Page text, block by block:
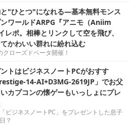
"ひとつ"になれる―基本無料モンス
ワールドARPG『アニモ（Aniim
レポ。相棒とリンクして空を飛び、
かわいい群れに紛れ込む
ローズドベータ開催！
トはビジネスノートPCがおすす
14-AI+D3MG-2619JP」でお父
カプコンの懐ゲーもいっしょにプレ
ビジネスノートPC」をプレゼントした息子
？